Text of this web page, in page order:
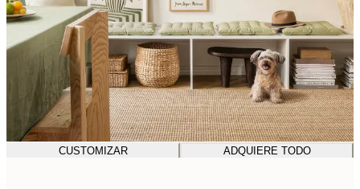
CUSTOMIZAR ADQUIERE TODO